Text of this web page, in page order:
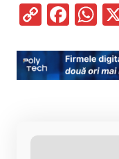
C
py
Li
F
ce
b
W
at
s